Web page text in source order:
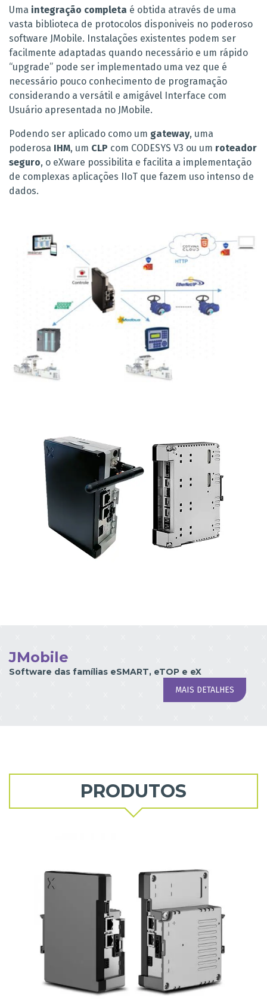
Uma integração completa é obtida através de uma
vasta biblioteca de protocolos disponiveis no poderoso
software JMobile. Instalações existentes podem ser
facilmente adaptadas quando necessário e um rápido
“upgrade” pode ser implementado uma vez que é
necessário pouco conhecimento de programação
considerando a versátil e amigável Interface com
Usuário apresentada no JMobile.
Podendo ser aplicado como um gateway, uma
poderosa IHM, um CLP com CODESYS V3 ou um roteador
seguro, o eXware possibilita e facilita a implementação
de complexas aplicações IIoT que fazem uso intenso de
dados.
JMobile
Software das famílias eSMART, eTOP e eX
MAIS DETALHES
PRODUTOS